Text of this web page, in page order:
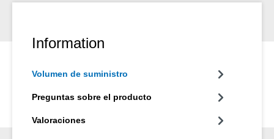
Information
Volumen de suministro
Preguntas sobre el producto
Valoraciones